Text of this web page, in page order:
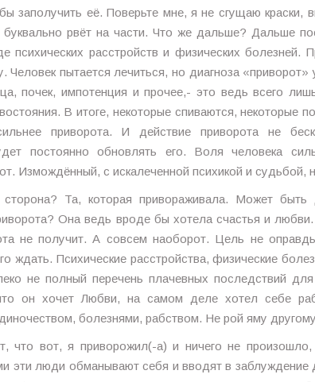
заполучить её. Поверьте мне, я не сгущаю краски,
буквально рвёт на части. Что же дальше? Дальше
психических расстройств и физических болезней.
Человек пытается лечиться, но диагноза
почек, импотенция и прочее,- это ведь всего
В итоге, некоторые спиваются,
приворота. И действие приворота не
постоянно обновлять его. Воля человека
Измождённый, с искалеченной психикой и судьбой,
Та, которая привораживала. Может быть
Она ведь вроде бы хотела счастья и
не получит. А совсем наоборот. Цель не
ждать. Психические расстройства, физические
не полный перечень плачевных последствий
он хочет Любви, на самом деле хотел себе
болезнями, рабством. Не рой яму
что вот, я приворожил(-а) и ничего не
эти люди обманывают себя и вводят в заблуждение